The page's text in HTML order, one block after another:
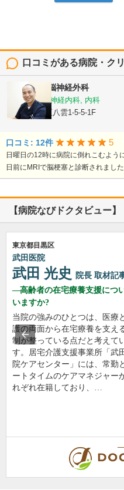
口コミがある病院・ク
都立大石森脳神経外科
脳神経外科, 神経内科, 内科
東京都目黒区八雲1-5-5-1F
口コミ: 12件 5
日曜日の12時に病院に倒れこむよう
日前にMRIで脳梗塞と診断されまし
【病院なびドクタビュー
東京都目黒区
武田医院
武田 光史 院長 取材記
高齢者の在宅療養支援につ
いますか?
当院の強みのひとつは、医療
護の両面から在宅療養を支え
制が整っている点だと考えて
す。居宅介護支援事業所「武
院ケアセンター」には、常勤
ートタイムのケアマネジャー
れぞれ在籍しており、…